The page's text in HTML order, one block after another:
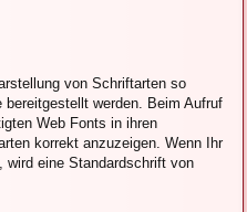
von Schriftarten so
werden. Beim Aufruf
Web Fonts in ihren
korrekt anzuzeigen. Wenn Ihr
wird eine Standardschrift von